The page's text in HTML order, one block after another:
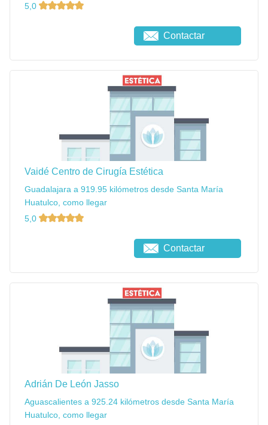
5,0
Contactar
Vaidé Centro de Cirugía Estética
Guadalajara a 919.95 kilómetros desde Santa María
Huatulco, como llegar
5,0
Contactar
Adrián De León Jasso
Aguascalientes a 925.24 kilómetros desde Santa María
Huatulco, como llegar